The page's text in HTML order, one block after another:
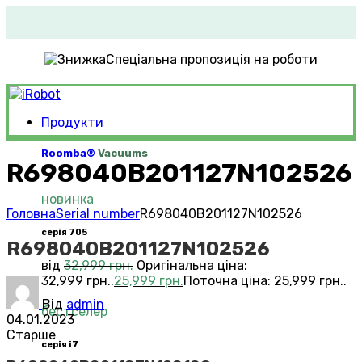
Спеціальна пропозиція на роботи
Продукти
Roomba® Vacuums
новинка
серія 705
від 32,999грн. Оригінальна ціна:
32,999 грн..25,999 грн.Поточна ціна: 25,999 грн..
бестселер
серія i7
R698040B201127N102526
ГоловнаSerial numberR698040B201127N102526
R698040B201127N102526
Від admin
04.01.2023
Старше